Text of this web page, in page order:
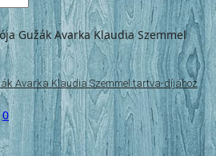
Avarka Klaudia Szemmel tartva-díjához
0